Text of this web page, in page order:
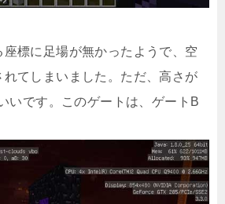
標に足場が無かったようで、空
てしまいました。ただ、高さが
いです。このゲートは、ゲートB